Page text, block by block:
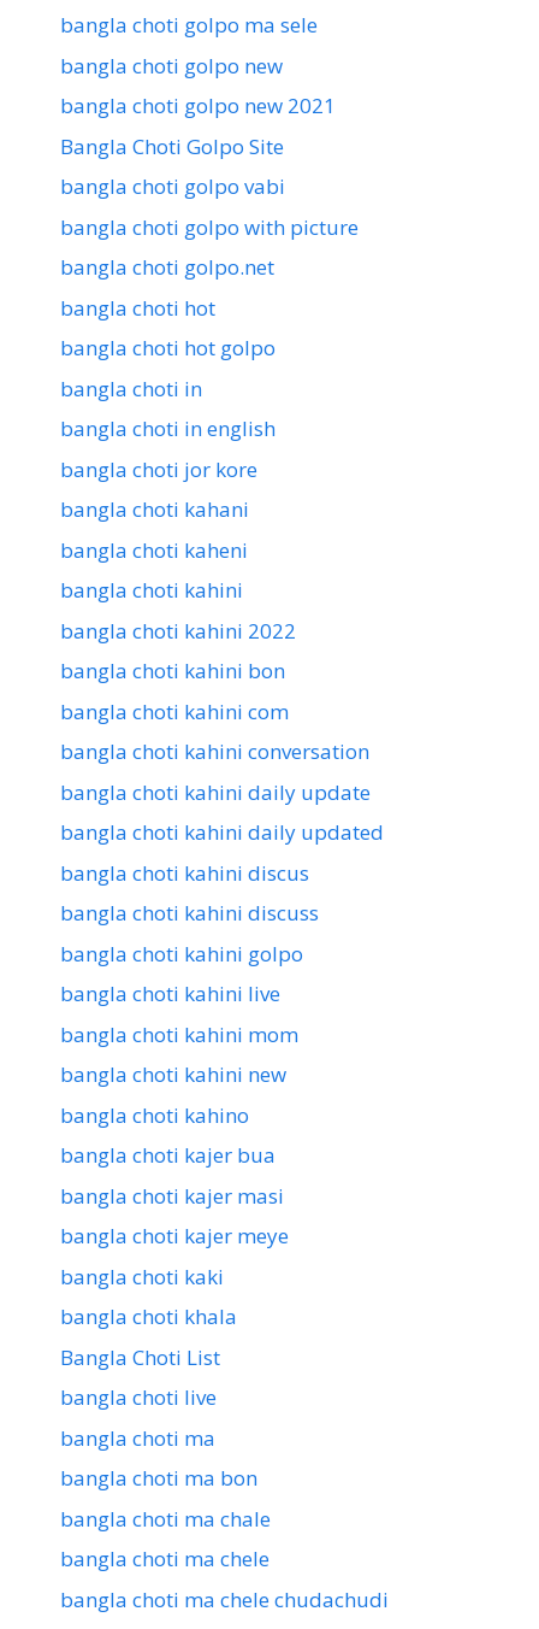
bangla choti golpo ma sele
bangla choti golpo new
bangla choti golpo new 2021
Bangla Choti Golpo Site
bangla choti golpo vabi
bangla choti golpo with picture
bangla choti golpo.net
bangla choti hot
bangla choti hot golpo
bangla choti in
bangla choti in english
bangla choti jor kore
bangla choti kahani
bangla choti kaheni
bangla choti kahini
bangla choti kahini 2022
bangla choti kahini bon
bangla choti kahini com
bangla choti kahini conversation
bangla choti kahini daily update
bangla choti kahini daily updated
bangla choti kahini discus
bangla choti kahini discuss
bangla choti kahini golpo
bangla choti kahini live
bangla choti kahini mom
bangla choti kahini new
bangla choti kahino
bangla choti kajer bua
bangla choti kajer masi
bangla choti kajer meye
bangla choti kaki
bangla choti khala
Bangla Choti List
bangla choti live
bangla choti ma
bangla choti ma bon
bangla choti ma chale
bangla choti ma chele
bangla choti ma chele chudachudi